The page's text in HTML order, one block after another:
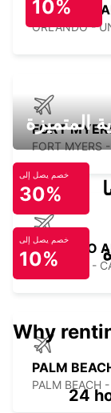
ORLANDO
ORLANDO -
FORT
FORT MYERS
TORONTO
TORONTO -
PALM
PALM BEACH
10%
المتميزة
خصم يصل إلى
30%
خصم يصل إلى
10%
Why
24